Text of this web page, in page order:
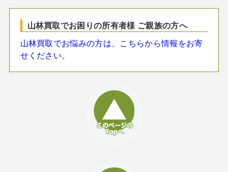
山林買取でお困りの所有者様 ご親族の方へ
山林買取でお悩みの方は、こちらから情報をお寄
せください。